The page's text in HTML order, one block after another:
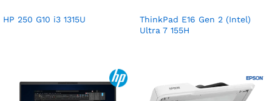
HP 250 G10 i3 1315U
ThinkPad E16 Gen 2 (Intel)
Ultra 7 155H